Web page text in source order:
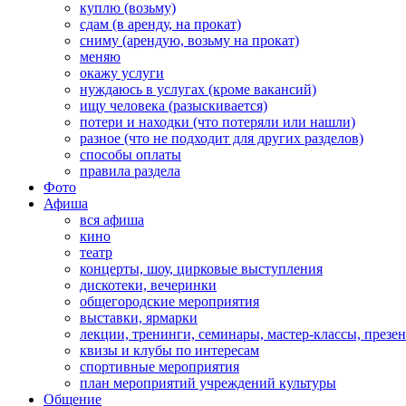
куплю (возьму)
сдам (в аренду, на прокат)
сниму (арендую, возьму на прокат)
меняю
окажу услуги
нуждаюсь в услугах (кроме вакансий)
ищу человека (разыскивается)
потери и находки (что потеряли или нашли)
разное (что не подходит для других разделов)
способы оплаты
правила раздела
Фото
Афиша
вся афиша
кино
театр
концерты, шоу, цирковые выступления
дискотеки, вечеринки
общегородские мероприятия
выставки, ярмарки
лекции, тренинги, семинары, мастер-классы,
квизы и клубы по интересам
спортивные мероприятия
план мероприятий учреждений культуры
Общение